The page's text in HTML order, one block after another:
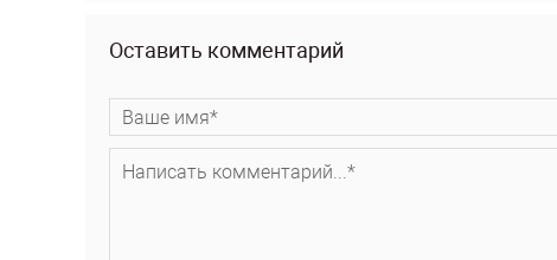
Оставить комментарий